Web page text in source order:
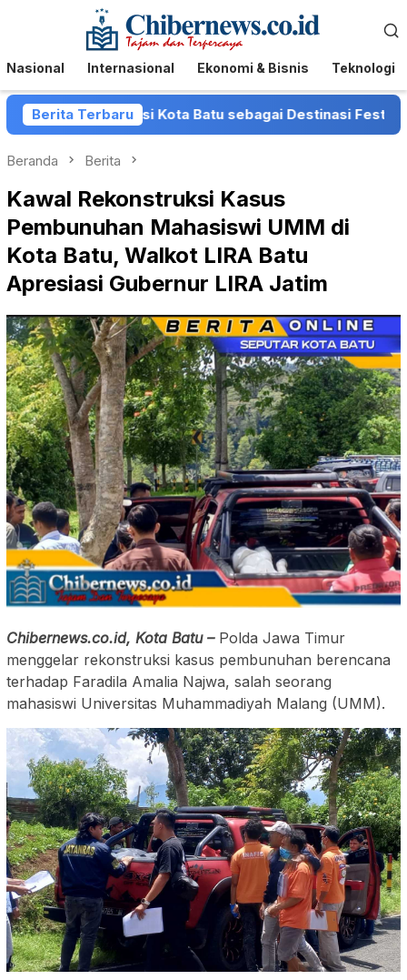
Menu
Mobile
Nasional Internasional Ekonomi & Bisnis Teknologi
Berita Terbaru
Kota Batu sebagai Destinasi Festival Musik
Beranda Berita
Kawal Rekonstruksi Kasus
Pembunuhan Mahasiswi UMM di
Kota Batu, Walkot LIRA Batu
Apresiasi Gubernur LIRA Jatim
Chibernews.co.id, Kota Batu –Polda Jawa Timur
menggelar rekonstruksi kasus pembunuhan berencana
terhadap Faradila Amalia Najwa, salah seorang
mahasiswi Universitas Muhammadiyah Malang (UMM).